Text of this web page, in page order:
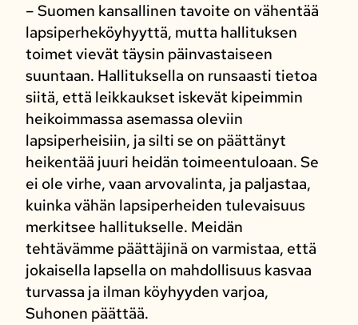
– Suomen kansallinen tavoite on vähentää
lapsiperheköyhyyttä, mutta hallituksen
toimet vievät täysin päinvastaiseen
suuntaan. Hallituksella on runsaasti tietoa
siitä, että leikkaukset iskevät kipeimmin
heikoimmassa asemassa oleviin
lapsiperheisiin, ja silti se on päättänyt
heikentää juuri heidän toimeentuloaan. Se
ei ole virhe, vaan arvovalinta, ja paljastaa,
kuinka vähän lapsiperheiden tulevaisuus
merkitsee hallitukselle. Meidän
tehtävämme päättäjinä on varmistaa, että
jokaisella lapsella on mahdollisuus kasvaa
turvassa ja ilman köyhyyden varjoa,
Suhonen päättää.